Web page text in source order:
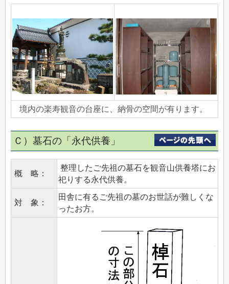
境内の楽寿観音の台座に、納骨の空間が有ります。
Ｃ）墓石の「永代供養」
概 略：
整理したご先祖の墓石を観音山供養塔にお
祀りする永代供養。
対 象：
田舎に有るご先祖の墓のお世話が難しくな
ったお方。